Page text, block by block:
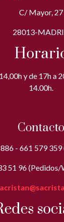
C/ Mayor, 27
28013-
y de 17h a
14.00h.
Contacto
- 661 579
51 96